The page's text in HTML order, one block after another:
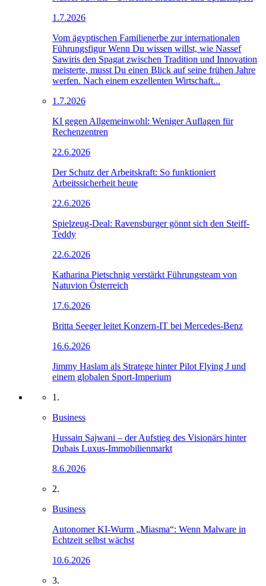
1.7.2026
Vom ägyptischen Familienerbe zur internationalen
Führungsfigur Wenn Du wissen willst, wie Nassef
Sawiris den Spagat zwischen Tradition und Innovation
meisterte, musst Du einen Blick auf seine frühen Jahre
werfen. Nach einem exzellenten Wirtschaft...
1.7.2026
KI gegen Allgemeinwohl: Weniger Auflagen für
Rechenzentren
22.6.2026
Der Schutz der Arbeitskraft: So funktioniert
Arbeitssicherheit heute
22.6.2026
Spielzeug-Deal: Ravensburger gönnt sich den Steiff-
Teddy
22.6.2026
Katharina Pietschnig verstärkt Führungsteam von
Natuvion Österreich
17.6.2026
Britta Seeger leitet Konzern-IT bei Mercedes-Benz
16.6.2026
Jimmy Haslam als Stratege hinter Pilot Flying J und
einem globalen Sport-Imperium
1.
Business
Hussain Sajwani – der Aufstieg des Visionärs hinter
Dubais Luxus-Immobilienmarkt
8.6.2026
2.
Business
Autonomer KI-Wurm „Miasma“: Wenn Malware in
Echtzeit selbst wächst
10.6.2026
3.